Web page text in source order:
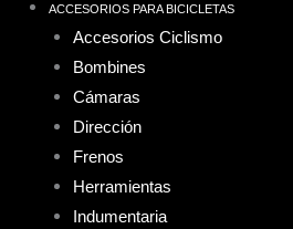
ACCESORIOS PARA BICICLETAS
Accesorios Ciclismo
Bombines
Cámaras
Dirección
Frenos
Herramientas
Indumentaria